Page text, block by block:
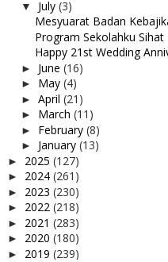
▼ July (3)
Mesyuarat Badan
Program Sekolahku Sihat
Happy 21st Wedding
► June (16)
► May (4)
► April (21)
► March (11)
► February (8)
► January (13)
► 2025 (127)
► 2024 (261)
► 2023 (230)
► 2022 (218)
► 2021 (283)
► 2020 (180)
► 2019 (239)